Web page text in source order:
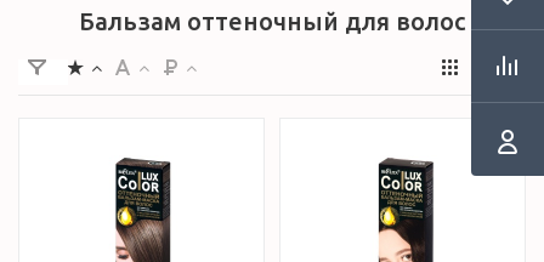
Бальзам оттеночный для волос